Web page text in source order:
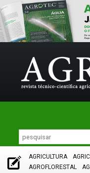
AGRICULTURA
AGROFLORESTAL